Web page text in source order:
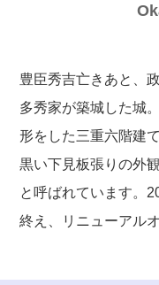
豊臣秀吉亡きあと、
多秀家が築城した城
形をした三重六階建
黒い下見板張りの外
と呼ばれています。
終え、リニューアル